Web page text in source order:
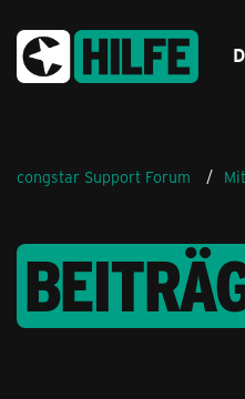
congstar Support Forum